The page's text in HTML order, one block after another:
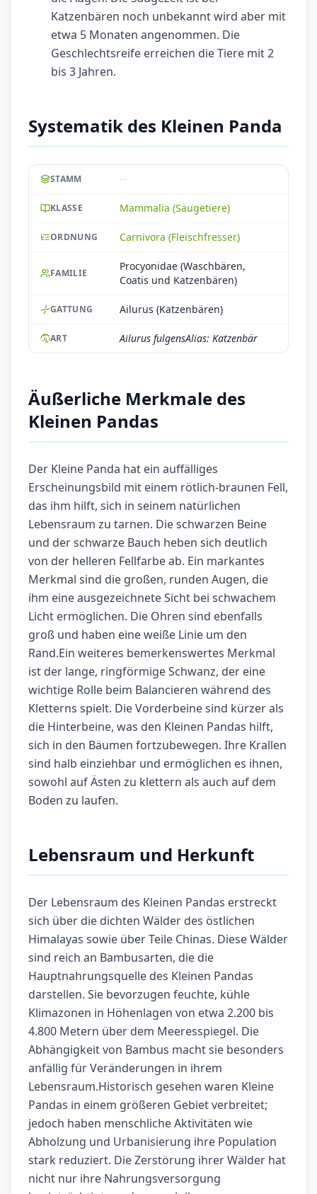
Katzenbären noch unbekannt wird aber mit
etwa 5 Monaten angenommen. Die
Geschlechtsreife erreichen die Tiere mit 2
bis 3 Jahren.
Systematik des Kleinen Panda
STAMM --
KLASSE Mammalia (Säugetiere)
ORDNUNG Carnivora (Fleischfresser)
FAMILIE
Procyonidae (Waschbären,
Coatis und Katzenbären)
GATTUNG Ailurus (Katzenbären)
ART Ailurus fulgensAlias: Katzenbär
Äußerliche Merkmale des
Kleinen Pandas
Der Kleine Panda hat ein auffälliges
Erscheinungsbild mit einem rötlich-braunen Fell,
das ihm hilft, sich in seinem natürlichen
Lebensraum zu tarnen. Die schwarzen Beine
und der schwarze Bauch heben sich deutlich
von der helleren Fellfarbe ab. Ein markantes
Merkmal sind die großen, runden Augen, die
ihm eine ausgezeichnete Sicht bei schwachem
Licht ermöglichen. Die Ohren sind ebenfalls
groß und haben eine weiße Linie um den
Rand.Ein weiteres bemerkenswertes Merkmal
ist der lange, ringförmige Schwanz, der eine
wichtige Rolle beim Balancieren während des
Kletterns spielt. Die Vorderbeine sind kürzer als
die Hinterbeine, was den Kleinen Pandas hilft,
sich in den Bäumen fortzubewegen. Ihre Krallen
sind halb einziehbar und ermöglichen es ihnen,
sowohl auf Ästen zu klettern als auch auf dem
Boden zu laufen.
Lebensraum und Herkunft
Der Lebensraum des Kleinen Pandas erstreckt
sich über die dichten Wälder des östlichen
Himalayas sowie über Teile Chinas. Diese Wälder
sind reich an Bambusarten, die die
Hauptnahrungsquelle des Kleinen Pandas
darstellen. Sie bevorzugen feuchte, kühle
Klimazonen in Höhenlagen von etwa 2.200 bis
4.800 Metern über dem Meeresspiegel. Die
Abhängigkeit von Bambus macht sie besonders
anfällig für Veränderungen in ihrem
Lebensraum.Historisch gesehen waren Kleine
Pandas in einem größeren Gebiet verbreitet;
jedoch haben menschliche Aktivitäten wie
Abholzung und Urbanisierung ihre Population
stark reduziert. Die Zerstörung ihrer Wälder hat
nicht nur ihre Nahrungsversorgung